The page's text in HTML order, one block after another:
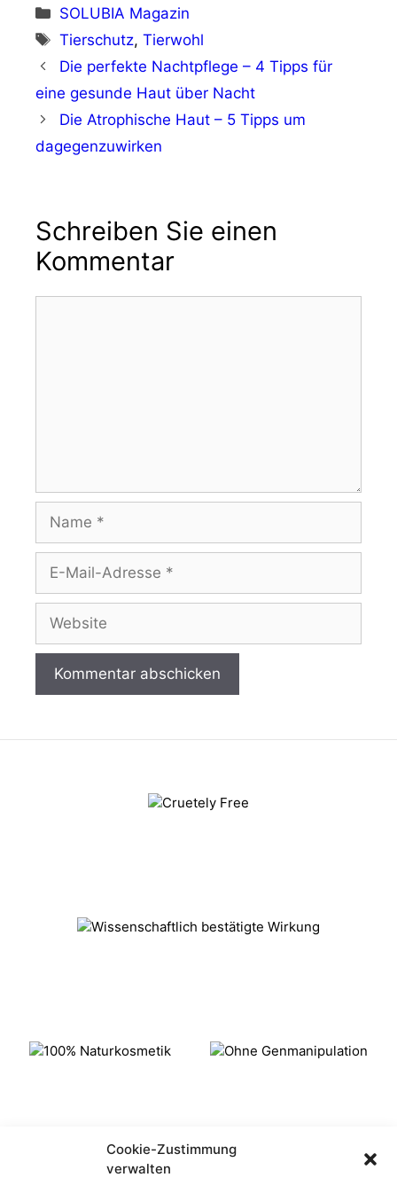
Cookie-Zustimmung
verwalten
Kategorien
SOLUBIA Magazin
Schlagwörter
Tierschutz,Tierwohl
Die perfekte Nachtpflege – 4 Tipps für
eine gesunde Haut über Nacht
Die Atrophische Haut – 5 Tipps um
dagegenzuwirken
Schreiben Sie einen
Kommentar
Name
Adresse
Website